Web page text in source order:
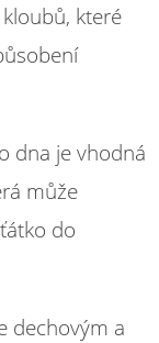
které
dna je vhodná
může
do
dechovým a